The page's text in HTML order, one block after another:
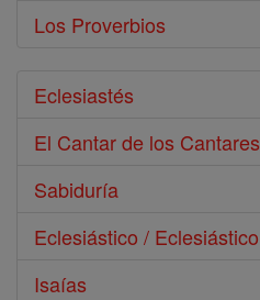
Los Proverbios
Eclesiastés
El Cantar de los Cantares
Sabiduría
Eclesiástico / Eclesiástico
Isaías